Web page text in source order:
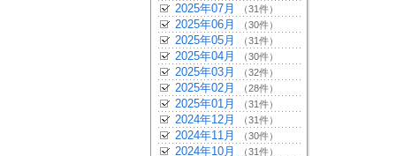
2025年07月 （31件）
2025年06月 （30件）
2025年05月 （31件）
2025年04月 （30件）
2025年03月 （32件）
2025年02月 （28件）
2025年01月 （31件）
2024年12月 （31件）
2024年11月 （30件）
2024年10月 （31件）